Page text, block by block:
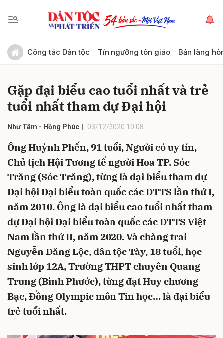
Công tác Dân tộc Tín ngưỡng tôn giáo Bản làng
Gặp đại biểu cao tuổi nhất và trẻ
tuổi nhất tham dự Đại hội
Như Tâm - Hồng Phúc 03/12/2020 10:08
Ông Huỳnh Phến, 91 tuổi, Người có uy tín,
Chủ tịch Hội Tương tế người Hoa TP. Sóc
Trăng (Sóc Trăng), từng là đại biểu tham dự
Đại hội Đại biểu toàn quốc các DTTS lần thứ I,
năm 2010. Ông là đại biểu cao tuổi nhất tham
dự Đại hội Đại biểu toàn quốc các DTTS Việt
Nam lần thứ II, năm 2020. Và chàng trai
Nguyễn Đăng Lộc, dân tộc Tày, 18 tuổi, học
sinh lớp 12A, Trường THPT chuyên Quang
Trung (Bình Phước), từng đạt Huy chương
Bạc, Đồng Olympic môn Tin học… là đại biểu
trẻ tuổi nhất.
Gửi bình luận
Hủy Gửi